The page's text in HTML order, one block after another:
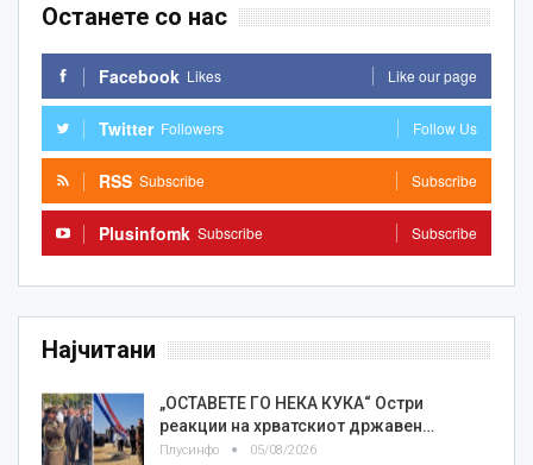
Останете со нас
Facebook Likes Like our page
Twitter Followers Follow Us
RSS Subscribe Subscribe
Plusinfomk Subscribe Subscribe
Најчитани
„ОСТАВЕТЕ ГО НЕКА КУКА“ Остри
реакции на хрватскиот државен…
Плусинфо 05/08/2026